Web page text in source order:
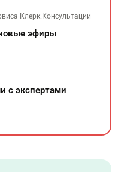
Клерк.Консультации
эфиры
с экспертами